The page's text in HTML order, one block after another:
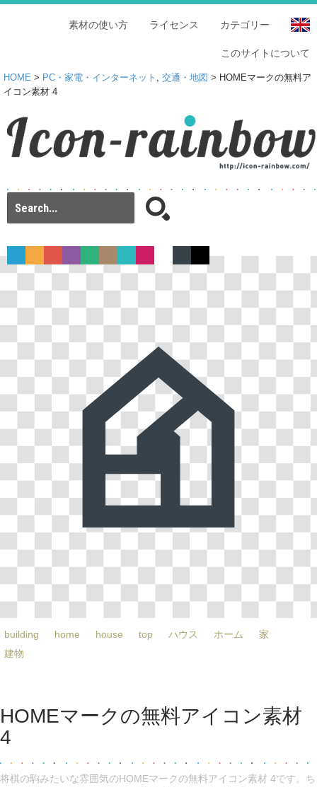
カテゴリー
ライセンス
素材の使い方
このサイトについて
HOME > PC・家電・インターネット , 交通・地図 > HOMEマークの無料ア
イコン素材 4
building home house top ハウス ホーム
家
建物
HOMEマークの無料アイコン素材
4
将棋の駒みたいな雰囲気のHOMEマークの無料アイコン素材 4です。ち